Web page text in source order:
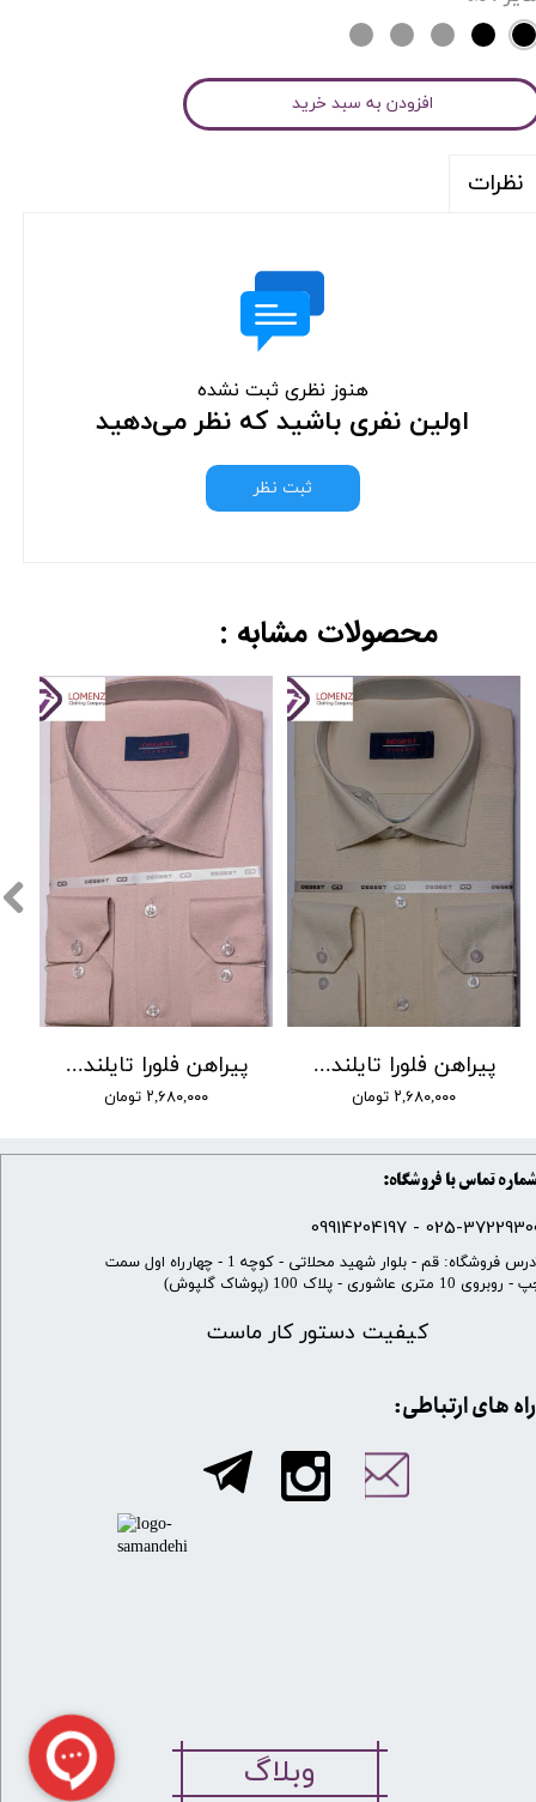
افزودن به سبد خرید
نظرات
هنوز نظری ثبت نشده
اولین نفری باشید که نظر می‌دهید
ثبت نظر
پیراهن فلورا تایلندی برند DEGEST کد DJ-9 رنگ 17
۲,۶۸۰,۰۰۰ تومان
پیراهن فلورا تایلندی برند DEGEST کد DJ-9 رنگ 20
۲,۶۸۰,۰۰۰ تومان
محصولات مشابه :
شماره تماس با فروشگاه:
025-37229300 -
کیفیت دستور کار ماست
​آدرس فروشگاه: قم - بلوار شهید محلاتی - کوچه 1 - چهارراه اول سمت
10 متری عاشوری - پلاک 100 (پوشاک گلپوش)
​​راه های ارتباطی:
وبلاگ